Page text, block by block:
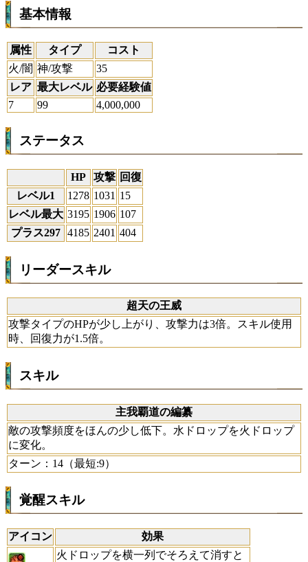
基本情報
属性 タイプ
コスト
火/闇 神/攻撃
35
レア 最大レベル 必要経験値
7
99 4,000,000
ステータス
HP 攻撃 回復
レベル1
1278 1031 15
レベル最大 3195 1906 107
プラス297 4185 2401 404
リーダースキル
超天の王威
攻撃タイプのHPが少し上がり、攻撃力は3倍。スキル使用
時、回復力が1.5倍。
スキル
主我覇道の編纂
敵の攻撃頻度をほんの少し低下。水ドロップを火ドロップ
に変化。
ターン：14（最短:9）
覚醒スキル
アイコン
効果
火ドロップを横一列でそろえて消すと